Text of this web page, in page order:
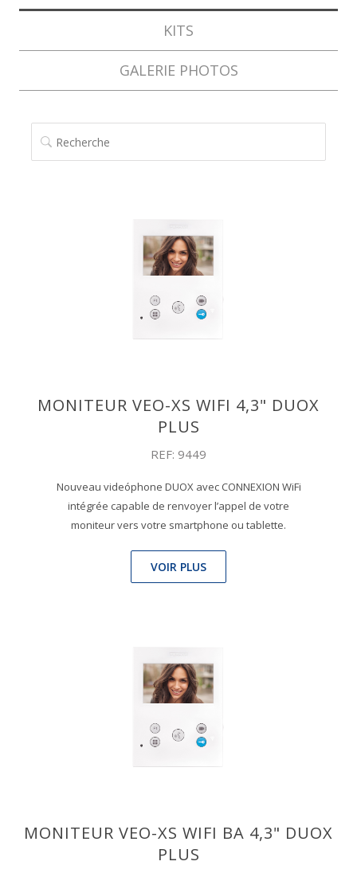
KITS
GALERIE PHOTOS
RECHERCHE
MONITEUR VEO-XS WIFI 4,3" DUOX
PLUS
REF: 9449
Nouveau videóphone DUOX avec CONNEXION WiFi
intégrée capable de renvoyer l’appel de votre
moniteur vers votre smartphone ou tablette.
VOIR PLUS
MONITEUR VEO-XS WIFI BA 4,3" DUOX
PLUS